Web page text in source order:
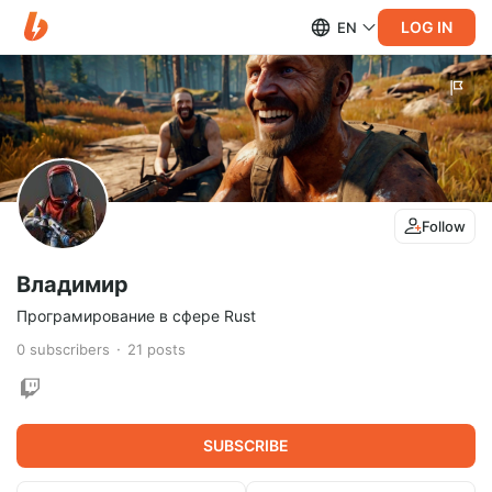
EN LOG IN
Follow
Владимир
Програмирование в сфере Rust
0 subscribers 21 posts
SUBSCRIBE